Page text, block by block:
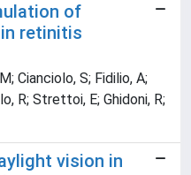
of
retinitis
Cianciolo, S; Fidilio, A;
R; Strettoi, E; Ghidoni, R;
vision in